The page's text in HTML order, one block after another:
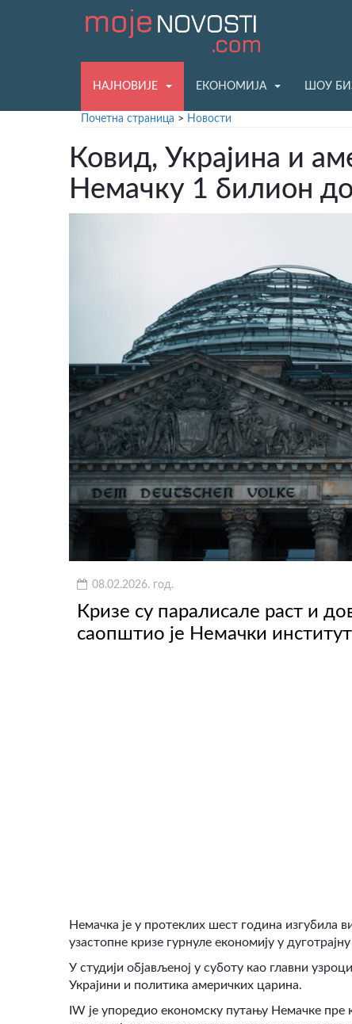
НАЈНОВИЈЕ ЕКОНОМИЈА ШОУ
Почетна страница > Новости
Ковид, Украјина и
Немачку 1 билион
08.02.2026. год.
Кризе су паралисале раст и
саопштио је Немачки
Немачка је у протеклих шест година изгубила
узастопне кризе гурнуле економију у
У студији објављеној у суботу као главни
Украјини и политика америчких царина.
IW је упоредио економску путању Немачке